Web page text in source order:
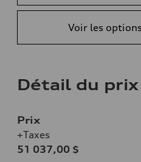
Voir les
Détail du prix
Prix
+Taxes
51 037,00 $